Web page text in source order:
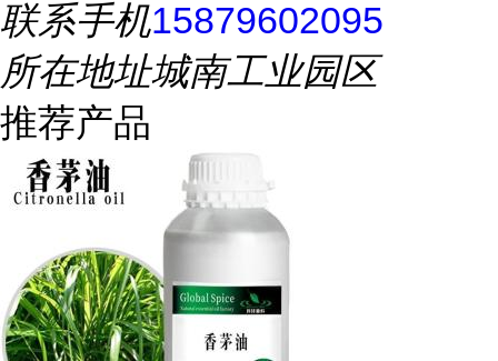
联系手机15879602095
所在地址城南工业园区
推荐产品